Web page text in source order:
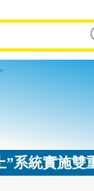
”系統實施雙